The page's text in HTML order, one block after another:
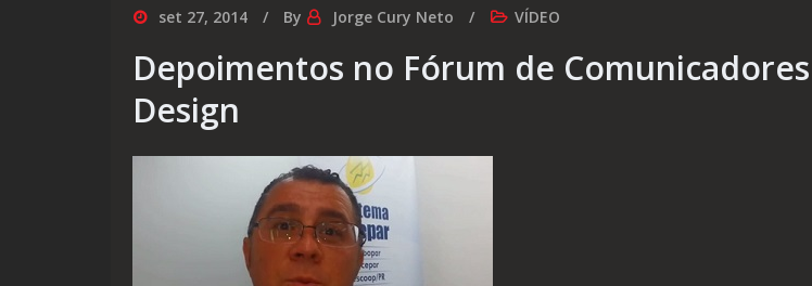
set 27, 2014 By Jorge Cury Neto VÍDEO
Depoimentos no Fórum de
Design